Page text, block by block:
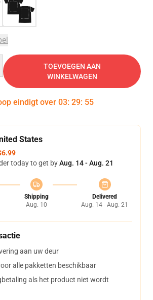
TOEVOEGEN AAN
WINKELWAGEN
eindigt over 03: 29: 54
States
today to get byAug. 14 - Aug. 21
Shipping
Aug. 10
Delivered
Aug. 14 - Aug. 21
aan uw deur
alle pakketten beschikbaar
als het product niet wordt